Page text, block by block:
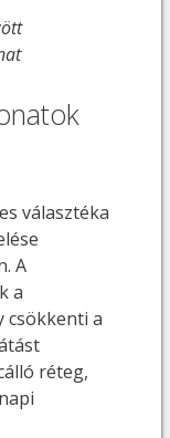
választéka
A
a
csökkenti a
réteg,